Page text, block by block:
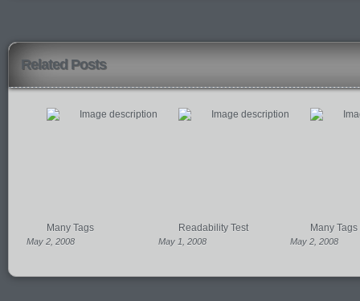
Related Posts
Many Tags
May 2, 2008
Readability Test
May 1, 2008
Many Tags
May 2, 2008